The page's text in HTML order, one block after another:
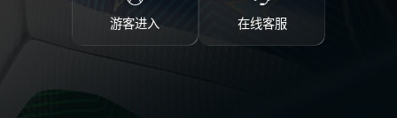
游客进入 在线客服